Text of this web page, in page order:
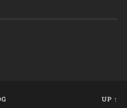
UP ↑